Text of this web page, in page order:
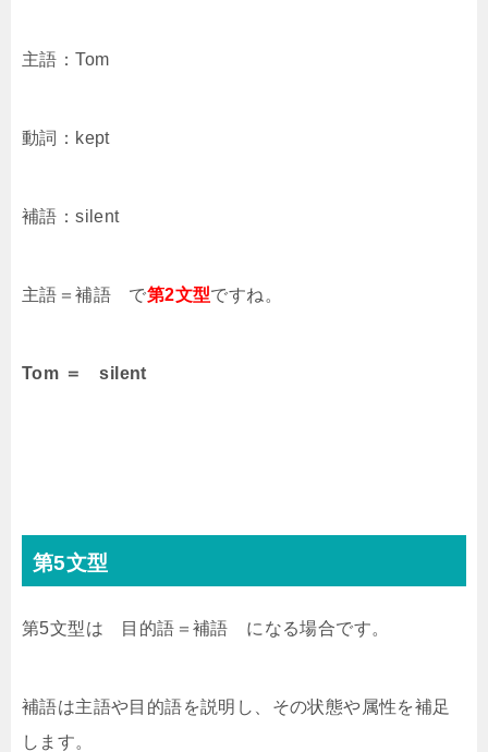
主語：Tom
動詞：kept
補語：silent
主語＝補語 で第2文型ですね。
Tom ＝ silent
第5文型
第5文型は 目的語＝補語 になる場合です。
補語は主語や目的語を説明し、その状態や属性を補足
します。